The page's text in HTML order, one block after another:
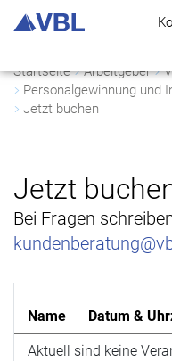
Startseite Arbeitgeber
Personalgewinnung und
Jetzt buchen
Jetzt
Bei Fragen
Name Datum &
Aktuell sind keine